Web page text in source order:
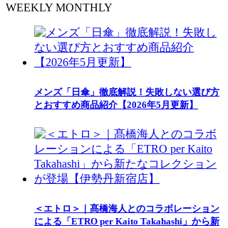
WEEKLY MONTHLY
メンズ「日傘」徹底解説！失敗しない選び方
とおすすめ商品紹介【2026年5月更新】
＜エトロ＞｜髙橋海人とのコラボレーション
による「ETRO per Kaito Takahashi」から新